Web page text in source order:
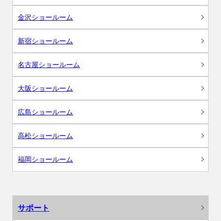
金沢ショールーム
新宿ショールーム
名古屋ショールーム
大阪ショールーム
広島ショールーム
高松ショールーム
福岡ショールーム
サポート